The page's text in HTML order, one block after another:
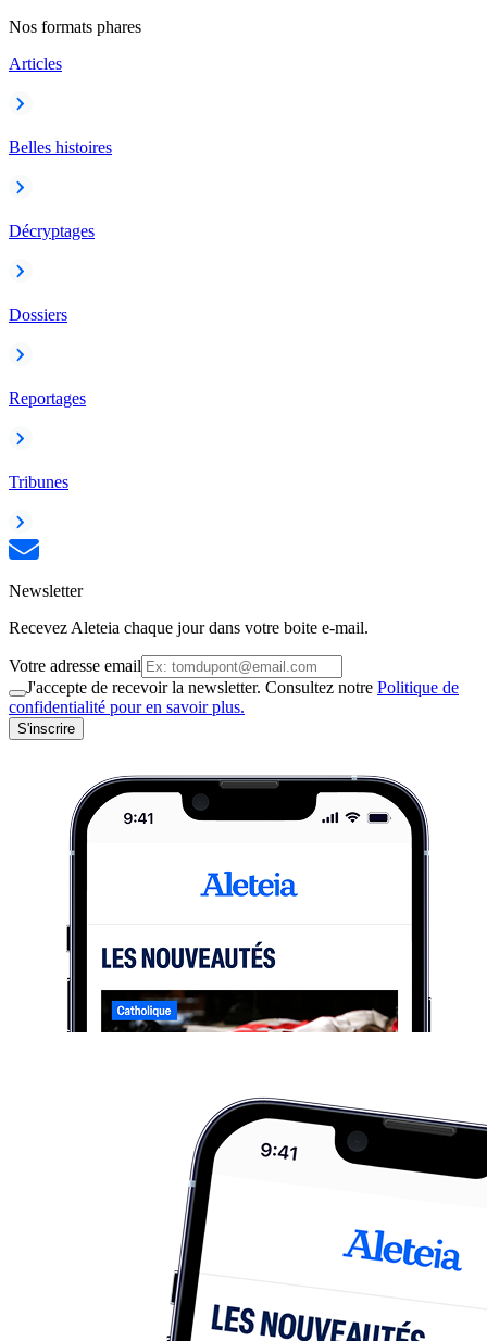
Nos formats phares
Articles
Belles histoires
Décryptages
Dossiers
Reportages
Tribunes
Newsletter
Recevez Aleteia chaque jour dans votre boite e-mail.
Votre adresse email
J'accepte de recevoir la newsletter. Consultez notre Politique de
confidentialité pour en savoir plus.
S'inscrire